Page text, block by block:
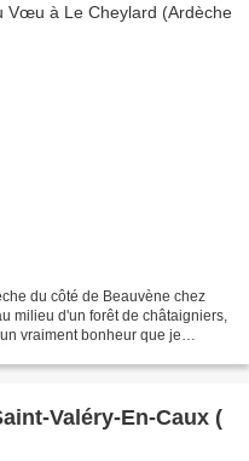
du côté de Beauvène chez
milieu d'un forêt de châtaigniers,
vraiment bonheur que je
Valéry-En-Caux (